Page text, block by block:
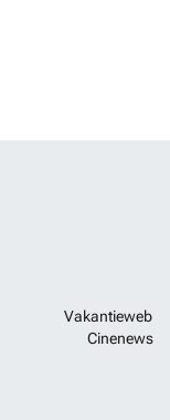
Vakantieweb
Cinenews